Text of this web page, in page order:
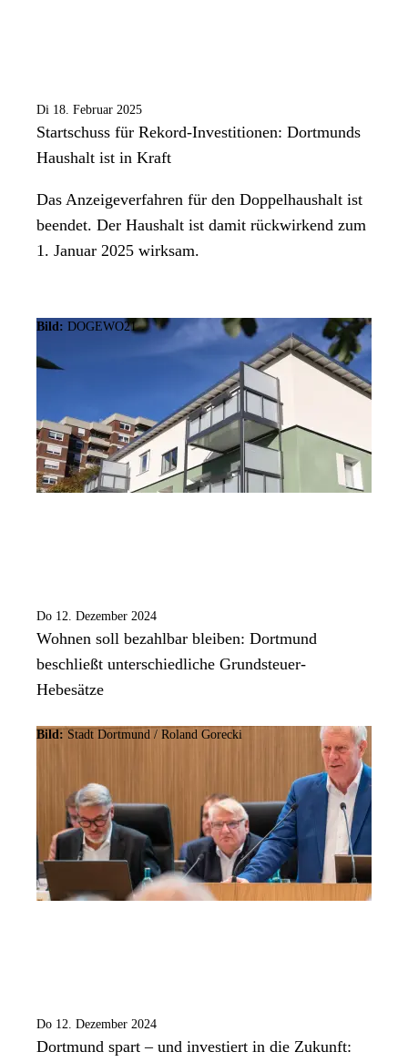
Di 18. Februar 2025
Startschuss für Rekord-Investitionen: Dortmunds
Haushalt ist in Kraft
Das Anzeigeverfahren für den Doppelhaushalt ist
beendet. Der Haushalt ist damit rückwirkend zum
1. Januar 2025 wirksam.
Bild: DOGEWO21
Do 12. Dezember 2024
Wohnen soll bezahlbar bleiben: Dortmund
beschließt unterschiedliche Grundsteuer-
Hebesätze
Bild: Stadt Dortmund / Roland Gorecki
Do 12. Dezember 2024
Dortmund spart – und investiert in die Zukunft: